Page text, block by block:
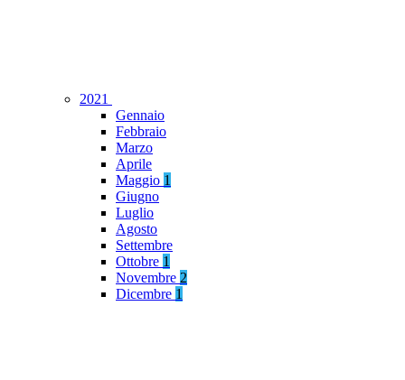
2021
Gennaio
Febbraio
Marzo
Aprile
Maggio 1
Giugno
Luglio
Agosto
Settembre
Ottobre 1
Novembre 2
Dicembre 1